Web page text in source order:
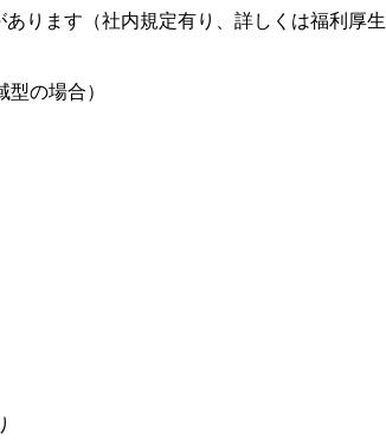
ります（社内規定有り、詳しくは福利厚生
の場合）